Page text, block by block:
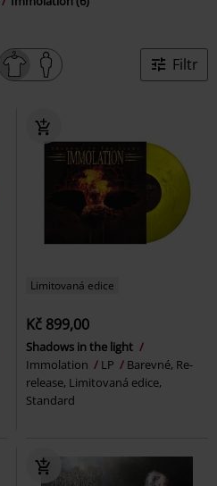
Filtr
Limitovaná edice
Kč 899,00
Shadows in the light
Immolation
LP
Barevné, Re-
release, Limitovaná edice,
Standard